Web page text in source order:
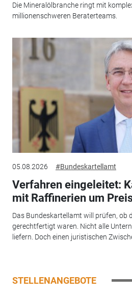
Die Mineralölbranche ringt mit
millionenschweren Beraterteams.
05.08.2026 #Bundeskartellamt
Verfahren eingeleitet:
mit Raffinerien um
Das Bundeskartellamt will prüfen, ob
gerechtfertigt waren. Nicht alle
liefern. Doch einen juristischen
STELLENANGEBOTE